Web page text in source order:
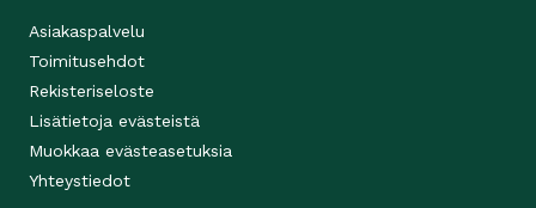
Asiakaspalvelu
Toimitusehdot
Rekisteriseloste
Lisätietoja evästeistä
Muokkaa evästeasetuksia
Yhteystiedot